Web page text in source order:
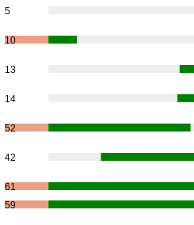
5
10
13
14
52
42
61
59